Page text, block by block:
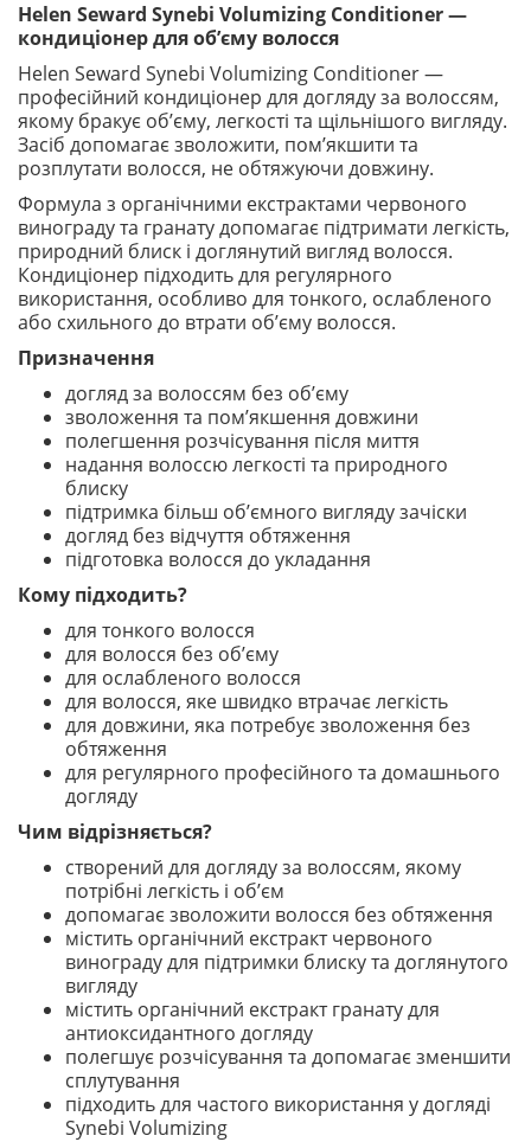
Helen Seward Synebi Volumizing Conditioner —
кондиціонер для об’єму волосся
Helen Seward Synebi Volumizing Conditioner —
професійний кондиціонер для догляду за волоссям,
якому бракує об’єму, легкості та щільнішого вигляду.
Засіб допомагає зволожити, пом’якшити та
розплутати волосся, не обтяжуючи довжину.
Формула з органічними екстрактами червоного
винограду та гранату допомагає підтримати легкість,
природний блиск і доглянутий вигляд волосся.
Кондиціонер підходить для регулярного
використання, особливо для тонкого, ослабленого
або схильного до втрати об’єму волосся.
Призначення
догляд за волоссям без об’єму
зволоження та пом’якшення довжини
полегшення розчісування після миття
надання волоссю легкості та природного
блиску
підтримка більш об’ємного вигляду зачіски
догляд без відчуття обтяження
підготовка волосся до укладання
Кому підходить?
для тонкого волосся
для волосся без об’єму
для ослабленого волосся
для волосся, яке швидко втрачає легкість
для довжини, яка потребує зволоження без
обтяження
для регулярного професійного та домашнього
догляду
Чим відрізняється?
створений для догляду за волоссям, якому
потрібні легкість і об’єм
допомагає зволожити волосся без обтяження
містить органічний екстракт червоного
винограду для підтримки блиску та доглянутого
вигляду
містить органічний екстракт гранату для
антиоксидантного догляду
полегшує розчісування та допомагає зменшити
сплутування
підходить для частого використання у догляді
Synebi Volumizing